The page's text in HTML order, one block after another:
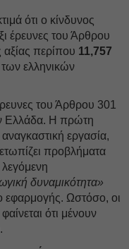
ότι ο κίνδυνος
έρευνες του Άρθρου
περίπου 11,757
ελληνικών
του Άρθρου 301
Ελλάδα. Η πρώτη
εργασία,
προβλήματα
δυναμικότητα»
εφαρμογής. Ωστόσο, οι
ότι μένουν